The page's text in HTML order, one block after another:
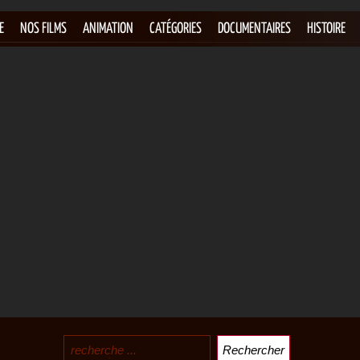
NOS FILMS ANIMATION CATÉGORIES DOCUMENTAIRES HISTOIRE